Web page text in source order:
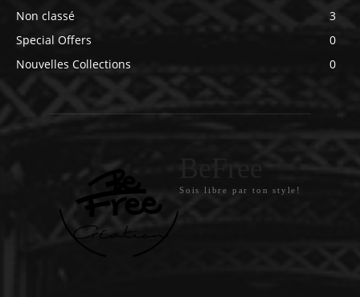
Non classé
3
Special Offers
0
Nouvelles Collections
0
Sois libre par ton style!